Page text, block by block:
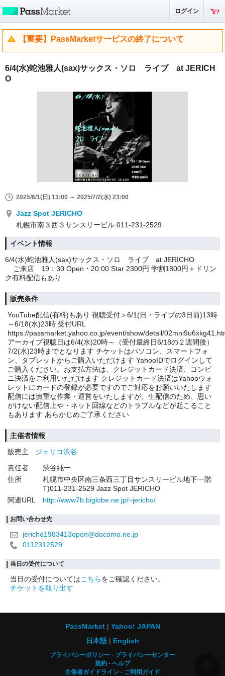
ログイン
【重要】PassMarketサービスの終了について
6/4(水)蛇池雅人(sax)サックス・ソロ ライブ at JERICH
O
2025/6/1(日) 13:00 ～ 2025/7/2(水) 23:00
Jazz Spot JERICHO
札幌市南３西３サンスリービル 011-231-2529
イベント情報
6/4(水)蛇池雅人(sax)サックス・ソロ ライブ at JERICHO
ご来店 19：30 Open・20:00 Star 2300円 学割1800円＋ドリン
ク有料配信もあり
販売条件
YouTube配信(有料)もあり 視聴受付＞6/1(日・ライブの3日前)13時
～6/18(水)23時 受付URL
https://passmarket.yahoo.co.jp/event/show/detail/
アーカイブ視聴日は6/4(水)20時～（受付最終日6/18の２週間後）
7/2(水)23時までとなります チケットはパソコン、スマートフォ
ン、タブレットからご購入いただけます YahooIDでログインして
ご購入ください。お支払方法は、クレジットカード決済、コンビ
ニ決済をご利用いただけます クレジットカード決済はYahooウォ
レットにカードの登録が必要ですのでご対応をお願いいたします
配信には慎重な作業・運営をいたしますが、生配信のため、思い
がけない配信上や・ネット回線などのトラブルなどが起こること
もあります あらかじめご了承ください
主催者情報
販売主
ジェリコ渋谷
責任者
渋谷純一
住所
札幌市中央区南三条西三丁目サンスリービル地下一階
T)011-231-2529 Jazz Spot JERICHO
関連URL
http://www7b.biglobe.ne.jp/~jericho/
お問い合わせ先
jericho1983413open@docomo.ne.jp
0112312529
当日の受付について
当日の受付についてはこちらをご確認ください。
チケットを取り出す
PassMarket
Yahoo! JAPAN
日本語
English
プライバシーポリシー
プライバシーセンター
規約
ヘルプ
主催者ガイドライン
ご利用ガイド